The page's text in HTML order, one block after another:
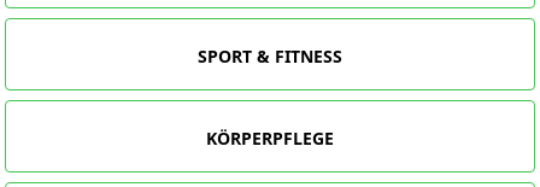
SPORT & FITNESS
KÖRPERPFLEGE